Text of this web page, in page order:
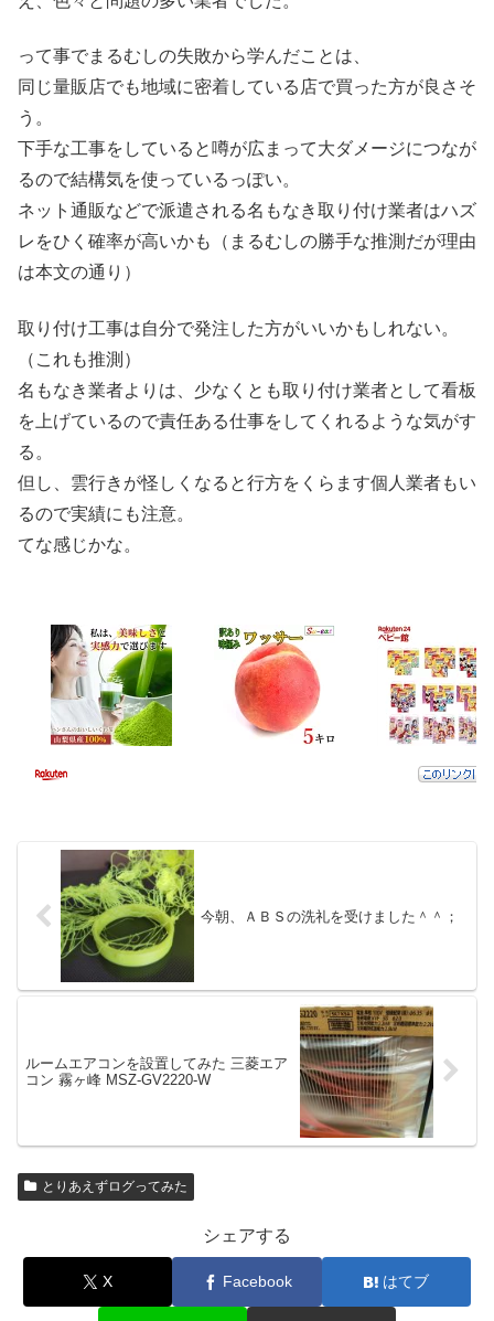
って事でまるむしの失敗から学んだことは、
同じ量販店でも地域に密着している店で買った方が良さそ
う。
下手な工事をしていると噂が広まって大ダメージにつなが
るので結構気を使っているっぽい。
ネット通販などで派遣される名もなき取り付け業者はハズ
レをひく確率が高いかも（まるむしの勝手な推測だが理由
は本文の通り）
取り付け工事は自分で発注した方がいいかもしれない。
（これも推測）
名もなき業者よりは、少なくとも取り付け業者として看板
を上げているので責任ある仕事をしてくれるような気がす
る。
但し、雲行きが怪しくなると行方をくらます個人業者もい
るので実績にも注意。
てな感じかな。
今朝、ＡＢＳの洗礼を受けました＾＾；
ルームエアコンを設置してみた 三菱エア
コン 霧ヶ峰 MSZ-GV2220-W
とりあえずログってみた
シェアする
X Facebook はてブ